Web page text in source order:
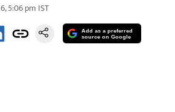
5:06 pm IST
Add as a preferred
source on Google